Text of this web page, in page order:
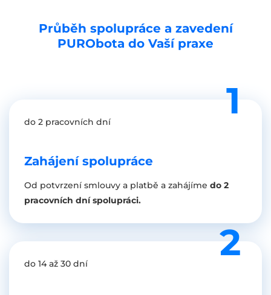
Průběh spolupráce a zavedení
PURObota do Vaší praxe
do 2 pracovních dní
Zahájení spolupráce
Od potvrzení smlouvy a platbě a zahájíme do 2
pracovních dní spolupráci.
do 14 až 30 dní